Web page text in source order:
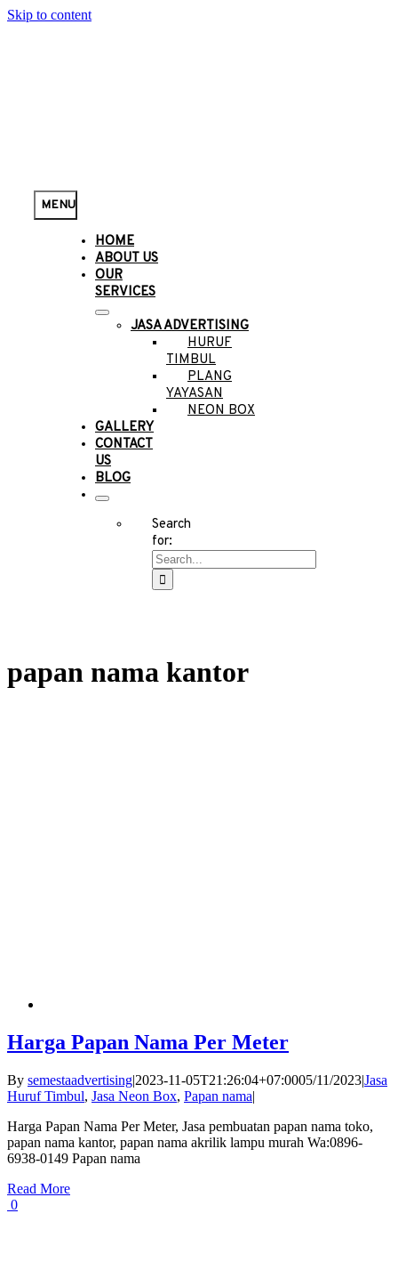
Skip to content
MENU
HOME
ABOUT US
OUR
SERVICES
JASA ADVERTISING
HURUF
TIMBUL
PLANG
YAYASAN
NEON BOX
GALLERY
CONTACT
US
BLOG
Search
for:
papan nama kantor
Harga Papan Nama Per Meter
By semestaadvertising|2023-11-05T21:26:04+07:0005/11/2023|Jasa
Huruf Timbul, Jasa Neon Box, Papan nama|
Harga Papan Nama Per Meter, Jasa pembuatan papan nama toko,
papan nama kantor, papan nama akrilik lampu murah Wa:0896-
6938-0149 Papan nama
Read More
0